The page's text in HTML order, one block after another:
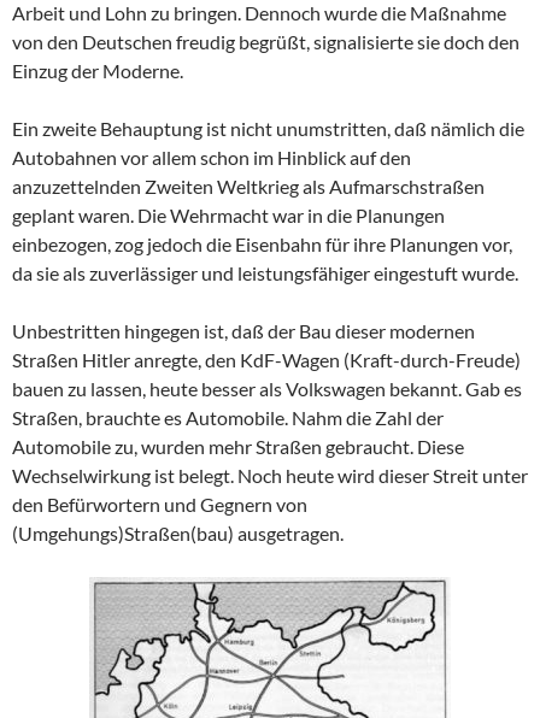
Arbeit und Lohn zu bringen. Dennoch wurde die Maßnahme
von den Deutschen freudig begrüßt, signalisierte sie doch den
Einzug der Moderne.
Ein zweite Behauptung ist nicht unumstritten, daß nämlich die
Autobahnen vor allem schon im Hinblick auf den
anzuzettelnden Zweiten Weltkrieg als Aufmarschstraßen
geplant waren. Die Wehrmacht war in die Planungen
einbezogen, zog jedoch die Eisenbahn für ihre Planungen vor,
da sie als zuverlässiger und leistungsfähiger eingestuft wurde.
Unbestritten hingegen ist, daß der Bau dieser modernen
Straßen Hitler anregte, den KdF-Wagen (Kraft-durch-Freude)
bauen zu lassen, heute besser als Volkswagen bekannt. Gab es
Straßen, brauchte es Automobile. Nahm die Zahl der
Automobile zu, wurden mehr Straßen gebraucht. Diese
Wechselwirkung ist belegt. Noch heute wird dieser Streit unter
den Befürwortern und Gegnern von
(Umgehungs)Straßen(bau) ausgetragen.